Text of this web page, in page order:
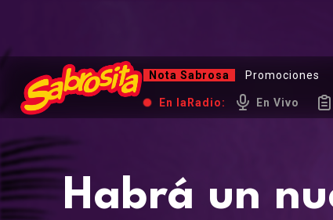
Nota Sabrosa Promociones
En la Radio: En Vivo
Habrá un